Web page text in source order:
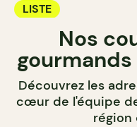
LISTE
Nos
Découvrez les
cœur de l'équipe
région